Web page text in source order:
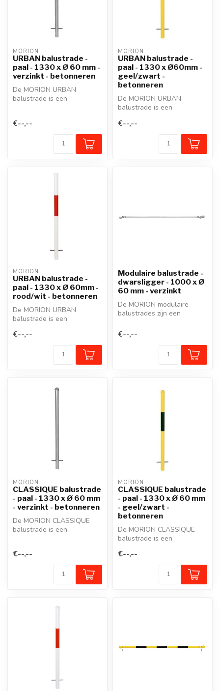
MORION
URBAN balustrade -
paal - 1330 x Ø 60 mm -
verzinkt - betonneren
De MORION URBAN
balustrade is een
€--,--
MORION
URBAN balustrade -
paal - 1330 x Ø60mm -
geel/zwart -
betonneren
De MORION URBAN
balustrade is een
een modulair syste...
€--,--
MORION
URBAN balustrade -
paal - 1330 x Ø 60mm -
rood/wit - betonneren
De MORION URBAN
balustrade is een
een modulair syste...
€--,--
Modulaire balustrade -
dwarsligger - 1000 x Ø
60 mm - verzinkt
De MORION modulaire
balustrades zijn een
een modulai...
€--,--
MORION
CLASSIQUE balustrade
- paal - 1330 x Ø 60 mm
- verzinkt - betonneren
De MORION CLASSIQUE
balustrade is een
€--,--
MORION
CLASSIQUE balustrade
- paal - 1330 x Ø 60 mm
- geel/zwart -
betonneren
De MORION CLASSIQUE
balustrade is een
een modulair s...
€--,--